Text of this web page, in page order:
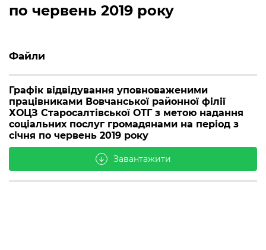
по червень 2019 року
Файли
Графік відвідування уповноваженими
працівниками Вовчанської районної філії
ХОЦЗ Старосалтівської ОТГ з метою надання
соціальних послуг громадянами на період з
січня по червень 2019 року
arrow_downward Завантажити